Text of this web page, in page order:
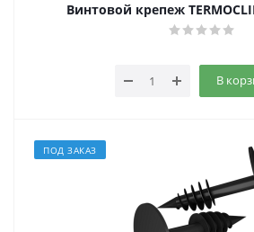
Винтовой крепеж
В
ПОД ЗАКАЗ